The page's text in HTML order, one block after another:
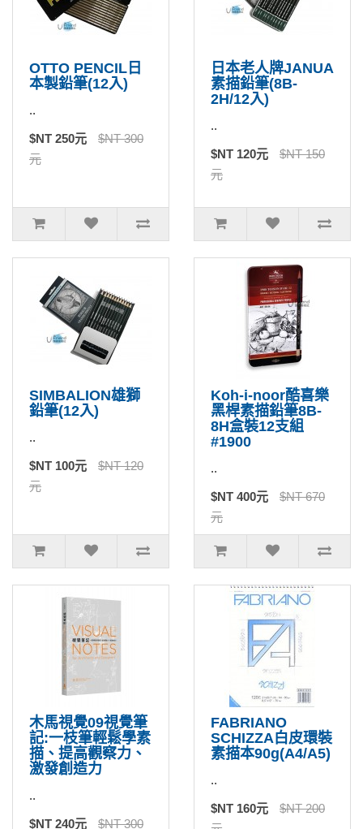
OTTO PENCIL日
本製鉛筆(12入)
..
$NT 250元
$NT 300
元
日本老人牌JANUA
素描鉛筆(8B-
2H/12入)
..
$NT 120元
$NT 150
元
SIMBALION雄獅
鉛筆(12入)
..
$NT 100元
$NT 120
元
Koh-i-noor酷喜樂
黑桿素描鉛筆8B-
8H盒裝12支組
#1900
..
$NT 400元
$NT 670
元
木馬視覺09視覺筆
記:一枝筆輕鬆學素
描、提高觀察力、
激發創造力
..
$NT 240元 $NT 300
FABRIANO
SCHIZZA白皮環裝
素描本90g(A4/A5)
..
$NT 160元
$NT 200